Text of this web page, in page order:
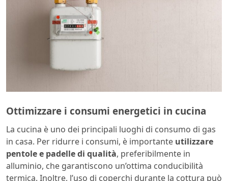
Ottimizzare i consumi energetici in cucina
La cucina è uno dei principali luoghi di consumo di gas
in casa. Per ridurre i consumi, è importante utilizzare
pentole e padelle di qualità, preferibilmente in
alluminio, che garantiscono un’ottima conducibilità
termica. Inoltre, l’uso di coperchi durante la cottura può